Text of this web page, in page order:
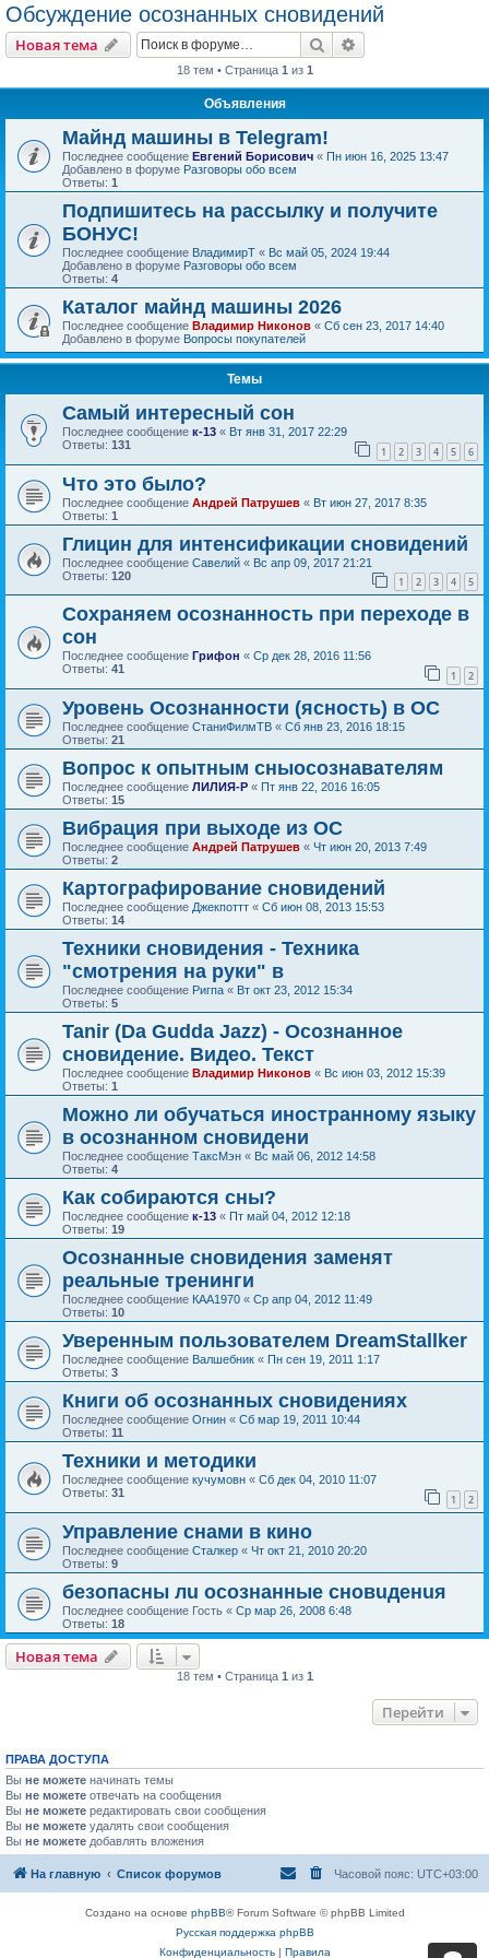
Обсуждение осознанных сновидений
Новая тема Поиск
18 тем • Страница 1 из 1
Объявления
Майнд машины в Telegram!
Последнее сообщение Евгений Борисович « Пн июн 16, 2025 13:47
Добавлено в форуме Разговоры обо всем
Ответы: 1
Подпишитесь на рассылку и получите
БОНУС!
Последнее сообщение ВладимирТ « Вс май 05, 2024 19:44
Добавлено в форуме Разговоры обо всем
Ответы: 4
Каталог майнд машины 2026
Последнее сообщение Владимир Никонов « Сб сен 23, 2017 14:40
Добавлено в форуме Вопросы покупателей
Темы
Самый интересный сон
Последнее сообщение к-13 « Вт янв 31, 2017 22:29
Ответы: 131 1 2 3 4 5 6
Что это было?
Последнее сообщение Андрей Патрушев « Вт июн 27, 2017 8:35
Ответы: 1
Глицин для интенсификации сновидений
Последнее сообщение Савелий « Вс апр 09, 2017 21:21
Ответы: 120 1 2 3 4 5
Сохраняем осознанность при переходе в
сон
Последнее сообщение Грифон « Ср дек 28, 2016 11:56
Ответы: 41 1 2
Уровень Осознанности (ясность) в ОС
Последнее сообщение СтаниФилмТВ « Сб янв 23, 2016 18:15
Ответы: 21
Вопрос к опытным сныосознавателям
Последнее сообщение ЛИЛИЯ-Р « Пт янв 22, 2016 16:05
Ответы: 15
Вибрация при выходе из ОС
Последнее сообщение Андрей Патрушев « Чт июн 20, 2013 7:49
Ответы: 2
Картографирование сновидений
Последнее сообщение Джекпоттт « Сб июн 08, 2013 15:53
Ответы: 14
Техники сновидения - Техника
"смотрения на руки" в
Последнее сообщение Ригпа « Вт окт 23, 2012 15:34
Ответы: 5
Tanir (Da Gudda Jazz) - Осознанное
сновидение. Видео. Текст
Последнее сообщение Владимир Никонов « Вс июн 03, 2012 15:39
Ответы: 1
Можно ли обучаться иностранному языку
в осознанном сновидени
Последнее сообщение ТаксМэн « Вс май 06, 2012 14:58
Ответы: 4
Как собираются сны?
Последнее сообщение к-13 « Пт май 04, 2012 12:18
Ответы: 19
Осознанные сновидения заменят
реальные тренинги
Последнее сообщение КАА1970 « Ср апр 04, 2012 11:49
Ответы: 10
Уверенным пользователем DreamStallker
Последнее сообщение Валшебник « Пн сен 19, 2011 1:17
Ответы: 3
Книги об осознанных сновидениях
Последнее сообщение Огнин « Сб мар 19, 2011 10:44
Ответы: 11
Техники и методики
Последнее сообщение кучумовн « Сб дек 04, 2010 11:07
Ответы: 31 1 2
Управление снами в кино
Последнее сообщение Сталкер « Чт окт 21, 2010 20:20
Ответы: 9
безопасны лu осознанные сновuденuя
Последнее сообщение Гость « Ср мар 26, 2008 6:48
Ответы: 18
Новая тема
18 тем • Страница 1 из 1
Перейти
ПРАВА ДОСТУПА
Вы не можете начинать темы
Вы не можете отвечать на сообщения
Вы не можете редактировать свои сообщения
Вы не можете удалять свои сообщения
Вы не можете добавлять вложения
На главную Список форумов Часовой пояс: UTC+03:00
Создано на основе phpBB® Forum Software © phpBB Limited
Русская поддержка phpBB
Конфиденциальность| Правила